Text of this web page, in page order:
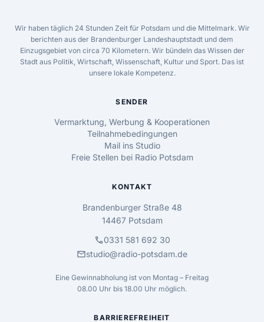
Wir haben täglich 24 Stunden Zeit für Potsdam und die Mittelmark. Wir
berichten aus der Brandenburger Landeshauptstadt und dem
Einzugsgebiet von circa 70 Kilometern. Wir bündeln das Wissen der
Stadt aus Politik, Wirtschaft, Wissenschaft, Kultur und Sport. Das ist
unsere lokale Kompetenz.
SENDER
Vermarktung, Werbung & Kooperationen
Teilnahmebedingungen
Mail ins Studio
Freie Stellen bei Radio Potsdam
KONTAKT
Brandenburger Straße 48
14467 Potsdam
call0331 581 692 30
mailstudio@radio-potsdam.de
Eine Gewinnabholung ist von Montag – Freitag
08.00 Uhr bis 18.00 Uhr möglich.
BARRIEREFREIHEIT